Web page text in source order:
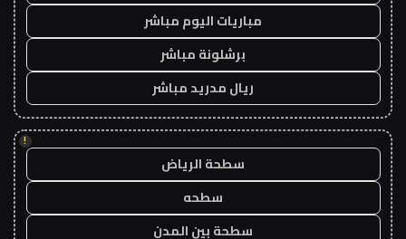
مباريات اليوم مباشر
برشلونة مباشر
ريال مدريد مباشر
!
سطحة الرياض
سطحه
سطحة بين المدن